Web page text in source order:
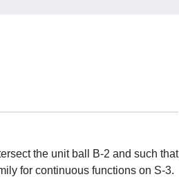
the unit ball B-2 and such that
for continuous functions on S-3.